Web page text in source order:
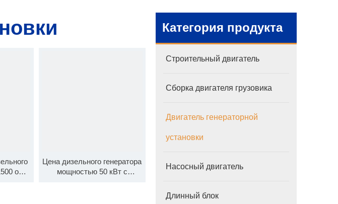
об/
Цена дизельного генератора
мощностью 50 кВт с
Категория продукта
Строительный двигатель
Сборка двигателя грузовика
Двигатель генераторной
установки
Насосный двигатель
Длинный блок